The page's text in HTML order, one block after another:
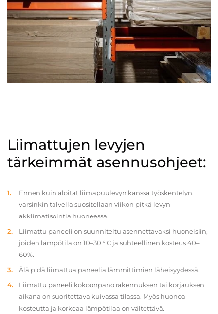
Liimattujen levyjen
tärkeimmät asennusohjeet:
Ennen kuin aloitat liimapuulevyn kanssa työskentelyn,
varsinkin talvella suositellaan viikon pitkä levyn
akklimatisointia huoneessa.
Liimattu paneeli on suunniteltu asennettavaksi huoneisiin,
joiden lämpötila on 10–30 ° C ja suhteellinen kosteus 40–
60%.
Älä pidä liimattua paneelia lämmittimien läheisyydessä.
Liimattu paneeli kokoonpano rakennuksen tai korjauksen
aikana on suoritettava kuivassa tilassa. Myös huonoa
kosteutta ja korkeaa lämpötilaa on vältettävä.